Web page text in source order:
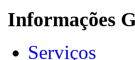
Informações
Serviços